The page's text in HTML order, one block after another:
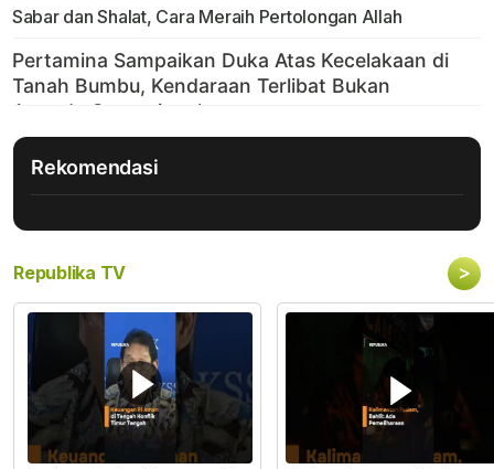
Sabar dan Shalat, Cara Meraih Pertolongan Allah
Rekomendasi
Republika TV >